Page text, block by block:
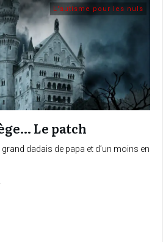
L'autisme pour les nuls
Le patch
grand dadais de papa et d’un moins en